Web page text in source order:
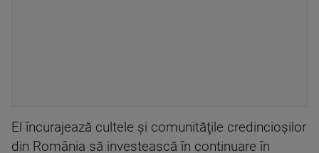
El încurajează cultele şi comunităţile credincioşilor
din România să investească în continuare în